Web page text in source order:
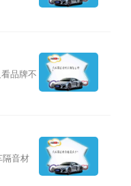
品牌不
隔音材